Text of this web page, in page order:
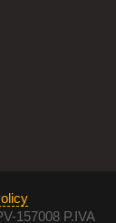
157008 P.IVA